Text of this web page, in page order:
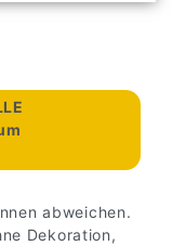
abweichen.
Dekoration,